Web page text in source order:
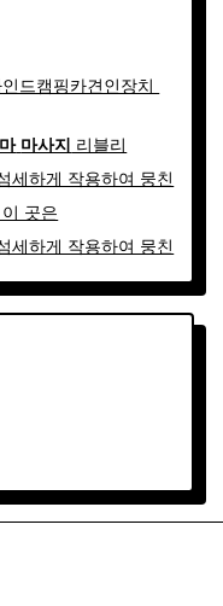
드캠핑카견인장치
마사지 리블리
세하게 작용하여 뭉친
곳은
세하게 작용하여 뭉친